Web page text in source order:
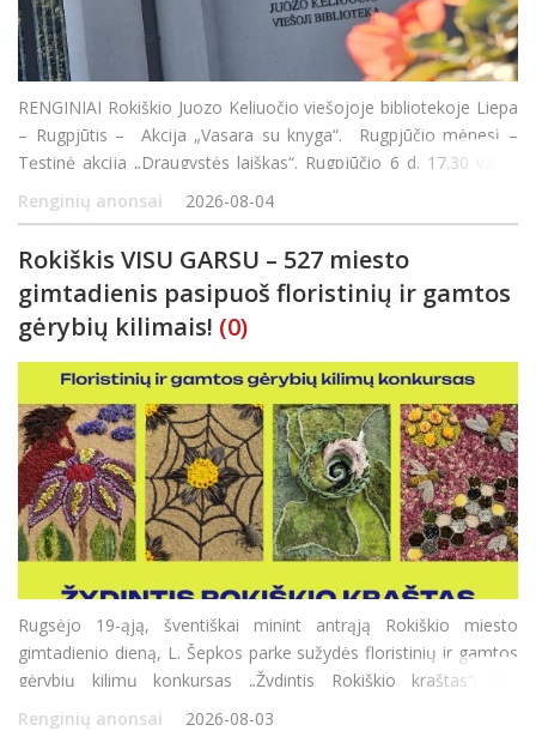
RENGINIAI Rokiškio Juozo Keliuočio viešojoje bibliotekoje Liepa
– Rugpjūtis – Akcija „Vasara su knyga“. Rugpjūčio mėnesį –
Tęstinė akcija „Draugystės laiškas“. Rugpjūčio 6 d. 17.30 val. –
susitikimas su rašyt
Renginių anonsai 2026-08-04
Rokiškis VISU GARSU – 527 miesto
gimtadienis pasipuoš floristinių ir gamtos
gėrybių kilimais! (0)
Rugsėjo 19-ąją, šventiškai minint antrąją Rokiškio miesto
gimtadienio dieną, L. Šepkos parke sužydės floristinių ir gamtos
gėrybių kilimų konkursas „Žydintis Rokiškio kraštas“. Šio
konkurso tikslas – ne tik pasigrožėti gamtos dovano
Renginių anonsai 2026-08-03